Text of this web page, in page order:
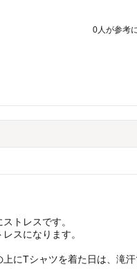
0人が参考
トレスです。
スになります。
にTシャツを着た日は、滝汗